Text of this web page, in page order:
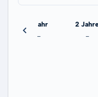
1 Jahr
-
2
-